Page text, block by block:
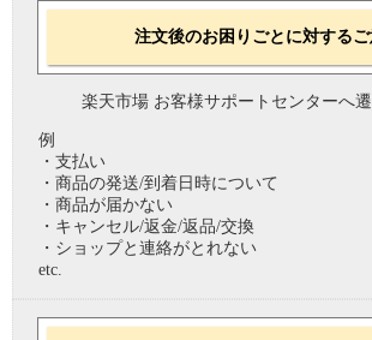
注文後のお困りごとに対する
楽天市場 お客様サポートセンターへ遷
例
・支払い
・商品の発送/到着日時について
・商品が届かない
・キャンセル/返金/返品/交換
・ショップと連絡がとれない
etc.